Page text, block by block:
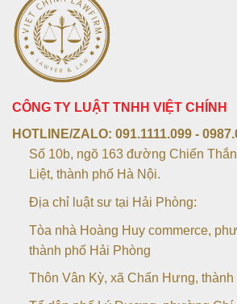
CÔNG TY LUẬT TNHH VIỆT CHÍNH
HOTLINE/ZALO: 091.1111.099 -
Số 10b, ngõ 163 đường Chiến
Liệt, thành phố Hà Nội.
Địa chỉ luật sư tại Hải Phòng:
Tòa nhà Hoàng Huy commerce,
thành phố Hải Phòng
Thôn Vân Kỳ, xã Chấn Hưng,